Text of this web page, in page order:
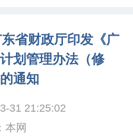
省财政厅印发《广
划管理办法（修
通知
31 21:25:02
本网